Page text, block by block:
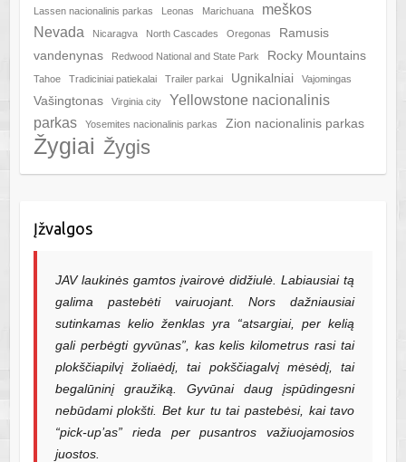
Lassen nacionalinis parkas Leonas Marichuana
meškos
Nevada
Nicaragva North Cascades Oregonas
Ramusis
vandenynas
Redwood National and State Park Rocky Mountains
Tahoe Tradiciniai patiekalai Trailer parkai Ugnikalniai Vajomingas
Vašingtonas Virginia city
Yellowstone nacionalinis
parkas
Yosemites nacionalinis parkas Zion nacionalinis parkas
Žygiai Žygis
Įžvalgos
JAV laukinės gamtos įvairovė didžiulė. Labiausiai tą
galima pastebėti vairuojant. Nors dažniausiai
sutinkamas kelio ženklas yra “atsargiai, per kelią
gali perbėgti gyvūnas”, kas kelis kilometrus rasi tai
plokščiapilvį žoliaėdį, tai pokščiagalvį mėsėdį, tai
begalūninį graužiką. Gyvūnai daug įspūdingesni
nebūdami plokšti. Bet kur tu tai pastebėsi, kai tavo
“pick-up’as” rieda per pusantros važiuojamosios
juostos.